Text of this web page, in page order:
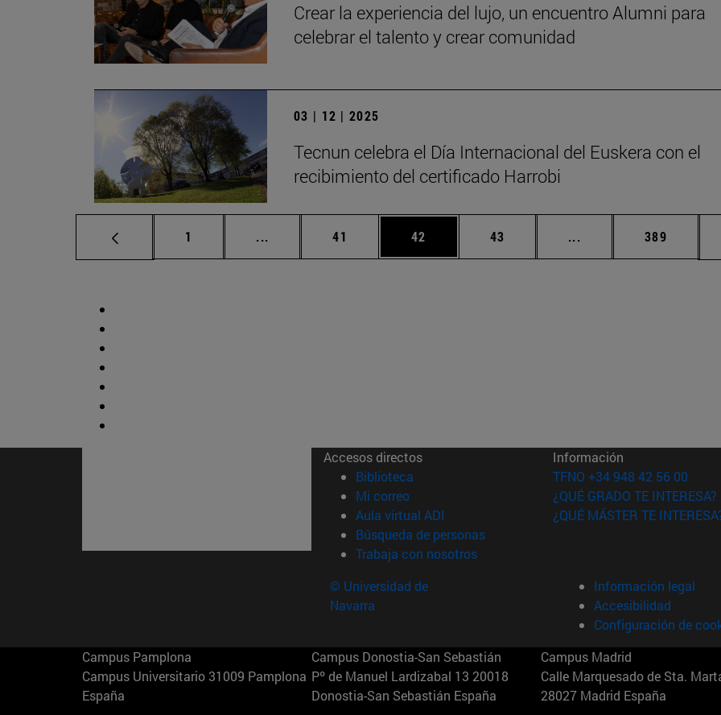
Crear la experiencia del lujo, un encuentro Alumni para
celebrar el talento y crear comunidad
03 | 12 | 2025
Tecnun celebra el Día Internacional del Euskera con el
recibimiento del certificado Harrobi
Página
1 ... Páginas intermedias Use TAB para desplazarse.
Página
41 Página
42 Página
43 ... Páginas intermedias
Página
389
Accesos directos
Biblioteca (abre en nueva ventana)
Mi correo(abre en nueva ventana)
Aula virtual ADI (abre en nueva ventana)
Búsqueda de personas(abre en nueva ventana)
Trabaja con nosotros(abre en nueva ventana)
Información
TFNO +34 948 42 56 00
¿QUÉ GRADO TE INTERESA?
¿QUÉ MÁSTER TE
© Universidad de
Navarra
Información legal
Accesibilidad
Configuración de
Campus Pamplona
Campus Universitario 31009 Pamplona
España
Campus Donostia-San Sebastián
Pº de Manuel Lardizabal 13 20018
Donostia-San Sebastián España
Campus Madrid
Calle Marquesado de Sta.
28027 Madrid España